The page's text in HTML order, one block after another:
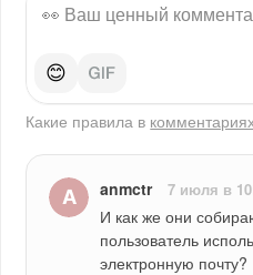
😊
Какие правила в
anmctr 7 июля в
И как же они
пользователь
электронную почту?